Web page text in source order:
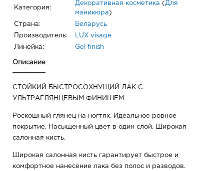
Категория:
Декоративная косметика ( Для
маникюра )
Страна: Беларусь
Производитель: LUX visage
Линейка: Gel finish
Описание
СТОЙКИЙ БЫСТРОСОХНУЩИЙ ЛАК С
УЛЬТРАГЛЯНЦЕВЫМ ФИНИШЕМ
Роскошный глянец на ногтях. Идеальное ровное
покрытие. Насыщенный цвет в один слой. Широкая
салонная кисть.
Широкая салонная кисть гарантирует быстрое и
комфортное нанесение лака без полос и разводов.